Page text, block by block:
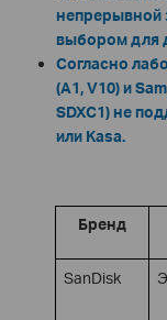
непрерывной
выбором для
Согласно
(A1, V10) и
SDXC1) не
или Kasa.
Бренд
SanDisk